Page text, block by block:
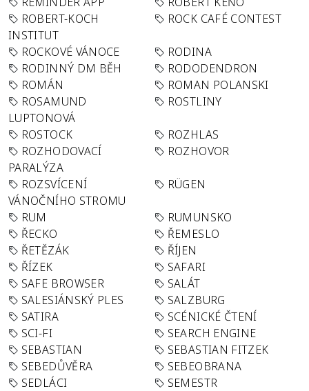
ROBERT-KOCH
INSTITUT
ROCK CAFÉ CONTEST
ROCKOVÉ VÁNOCE
RODINA
RODINNÝ DM BĚH
RODODENDRON
ROMÁN
ROMAN POLANSKI
ROSAMUND
LUPTONOVÁ
ROSTLINY
ROSTOCK
ROZHLAS
ROZHODOVACÍ
PARALÝZA
ROZHOVOR
ROZSVÍCENÍ
VÁNOČNÍHO STROMU
RÜGEN
RUM
RUMUNSKO
ŘECKO
ŘEMESLO
ŘETĚZÁK
ŘÍJEN
ŘÍZEK
SAFARI
SAFE BROWSER
SALÁT
SALESIÁNSKÝ PLES
SALZBURG
SATIRA
SCÉNICKÉ ČTENÍ
SCI-FI
SEARCH ENGINE
SEBASTIAN
SEBASTIAN FITZEK
SEBEDŮVĚRA
SEBEOBRANA
SEDLÁCI
SEMESTR